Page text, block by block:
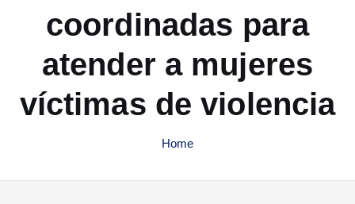
coordinadas para
atender a mujeres
víctimas de violencia
Home